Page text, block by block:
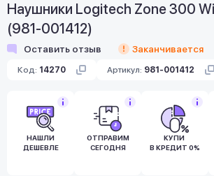
Наушники Logitech Zone 300
(981-001412)
Оставить отзыв Заканчивается
Код: 14270 Артикул: 981-001412
НАШЛИ
ДЕШЕВЛЕ
ОТПРАВИМ
СЕГОДНЯ
КУПИ
В КРЕДИТ 0%